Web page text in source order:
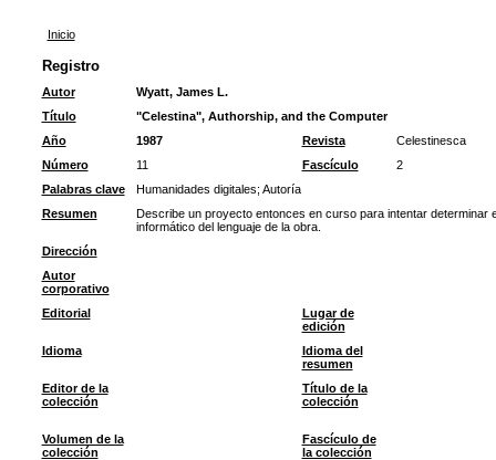
Inicio
Registro
Autor
Wyatt, James L.
Título
"Celestina", Authorship, and the Computer
Año
1987 Revista
Celestinesca
Número
11 Fascículo
2
Palabras clave
Humanidades digitales; Autoría
Resumen
Describe un proyecto entonces en curso para intentar determinar
informático del lenguaje de la obra.
Dirección
Autor
corporativo
Editorial
Lugar de
edición
Idioma
Idioma del
resumen
Editor de la
colección
Título de la
colección
Volumen de la
colección
Fascículo de
la colección